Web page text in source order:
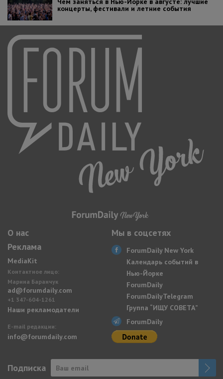
концерты, фестивали и летние события
О нас
Реклама
MediaKit
Контактное лицо:
Марина Баранчук
ad@forumdaily.com
+1 347-604-1261
Наши рекламодатели
E-mail редакции:
info@forumdaily.com
Мы в соцсетях
ForumDaily New York
Календарь событий в
Нью-Йорке
ForumDaily
ForumDailyTelegram
Группа “ИЩУ СОВЕТА”
ForumDaily
Подписка